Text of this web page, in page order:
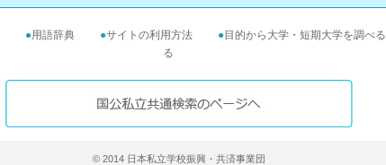
●用語辞典 ●サイトの利用方法 ●目的から大学・短期大学を調べる
る
© 2014 日本私立学校振興・共済事業団